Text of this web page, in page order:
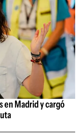
en Madrid y cargó